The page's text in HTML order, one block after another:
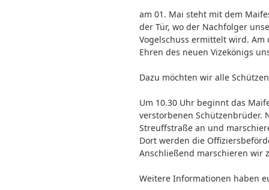
am 01. Mai steht mit dem
der Tür, wo der Nachfolger
Vogelschuss ermittelt wird.
Ehren des neuen Vizekönigs
Dazu möchten wir alle
Um 10.30 Uhr beginnt das
verstorbenen Schützenbrüder.
Streuffstraße an und
Dort werden die
Anschließend marschieren wir
Weitere Informationen haben